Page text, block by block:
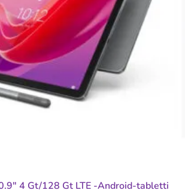
4 Gt/128 Gt LTE -Android-tabletti